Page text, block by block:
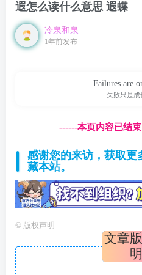
遐怎么读什么意思 遐蝶
冷泉和泉
1年前发布
Failures are
失败只是成
------本页内容已结
感谢您的来访，获取更
藏本站。
© 版权声明
文章
明